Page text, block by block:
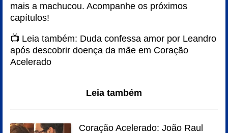
mais a machucou. Acompanhe os próximos
capítulos!
📺 Leia também: Duda confessa amor por Leandro
após descobrir doença da mãe em Coração
Acelerado
Leia também
Coração Acelerado: João Raul